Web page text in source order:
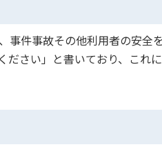
件事故その他利用者の安全
さい」と書いており、これ